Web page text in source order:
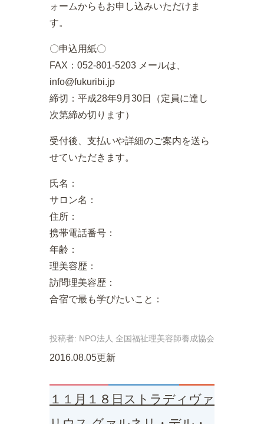
ォームからもお申し込みいただけま
す。
〇申込用紙〇
FAX：052-801-5203 メールは、
info@fukuribi.jp
締切：平成28年9月30日（定員に達し
次第締め切ります）
受付後、支払いや詳細のご案内を送ら
せていただきます。
氏名：
サロン名：
住所：
携帯電話番号：
年齢：
理美容歴：
訪問理美容歴：
合宿で最も学びたいこと：
投稿者: NPO法人 全国福祉理美容師養成協会
2016.08.05更新
１１月１８日ストラディヴァ